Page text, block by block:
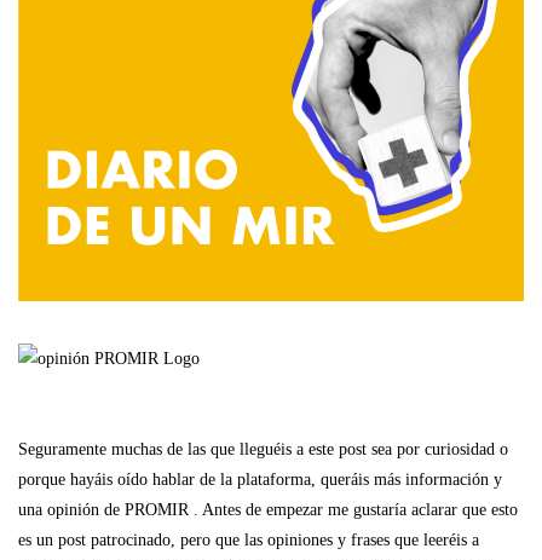
Seguramente muchas de las que lleguéis a este post sea por curiosidad o
porque hayáis oído hablar de la plataforma, queráis más información y
una opinión de PROMIR . Antes de empezar me gustaría aclarar que esto
es un post patrocinado, pero que las opiniones y frases que leeréis a